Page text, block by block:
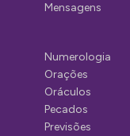
Mensagens
Numerologia
Orações
Oráculos
Pecados
Previsões